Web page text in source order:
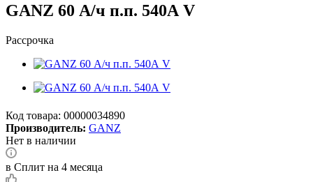
GANZ 60 А/ч п.п. 540А V
Рассрочка
Код товара: 00000034890
Производитель: GANZ
Нет в наличии
в Сплит на 4 месяца